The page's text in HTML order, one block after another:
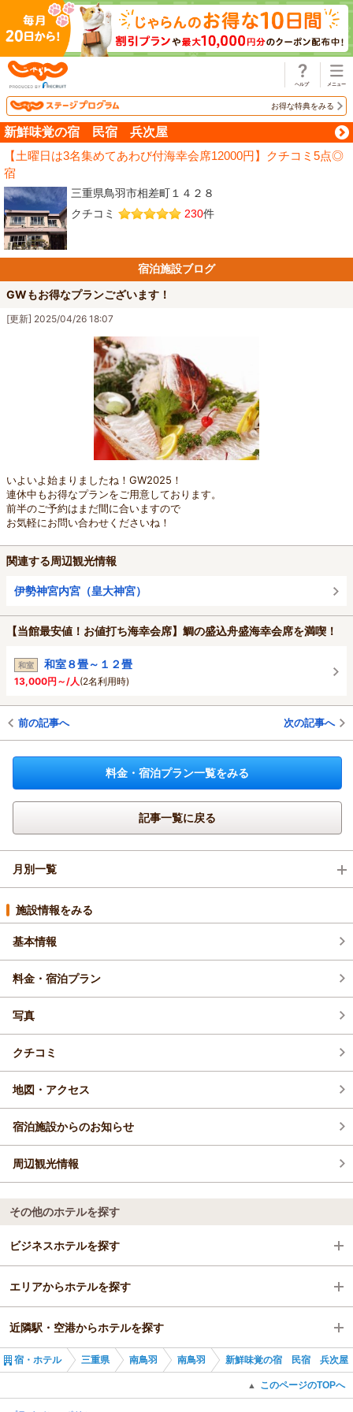
お得な特典をみる
新鮮味覚の宿 民宿 兵次屋
【土曜日は3名集めてあわび付海幸会席12000円】クチコミ5点◎
宿
三重県鳥羽市相差町１４２８
クチコミ
230件
宿泊施設ブログ
GWもお得なプランございます！
[更新] 2025/04/26 18:07
いよいよ始まりましたね！GW2025！
連休中もお得なプランをご用意しております。
前半のご予約はまだ間に合いますので
お気軽にお問い合わせくださいね！
関連する周辺観光情報
伊勢神宮内宮（皇大神宮）
【当館最安値！お値打ち海幸会席】鯛の盛込舟盛海幸会席を満喫！
和室 和室８畳～１２畳
13,000円～/人(2名利用時)
前の記事へ 次の記事へ
料金・宿泊プラン一覧をみる
記事一覧に戻る
月別一覧
2026年8月(2)
2026年7月(4)
2026年6月(3)
2026年5月(5)
2026年4月(9)
施設情報をみる
基本情報
料金・宿泊プラン
写真
クチコミ
地図・アクセス
宿泊施設からのお知らせ
周辺観光情報
その他のホテルを探す
ビジネスホテルを探す
三重県
南鳥羽
エリアからホテルを探す
三重県
南鳥羽
近隣駅・空港からホテルを探す
松尾駅
宿・ホテル 三重県 南鳥羽 南鳥羽 新鮮味覚の宿 民宿 兵次屋
▲ このページのTOPへ